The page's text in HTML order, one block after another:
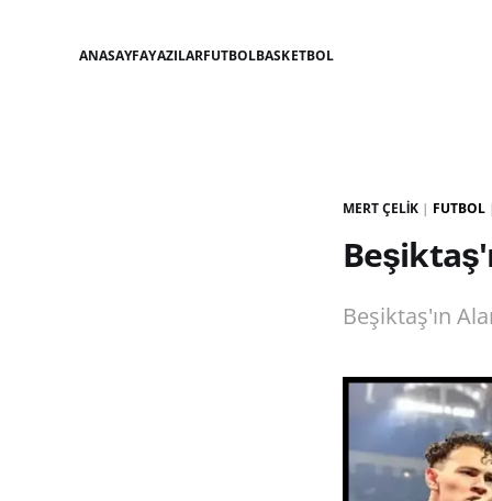
ANASAYFAYAZILARFUTBOLBASKETBOL
MERT ÇELIK | FUTBOL
Beşiktaş'ın